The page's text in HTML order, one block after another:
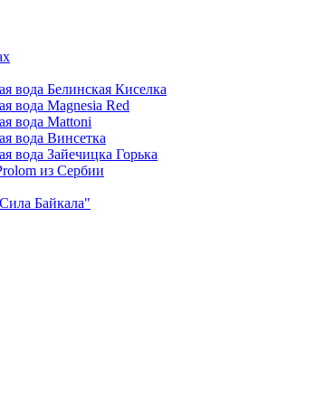
вода Белинская Киселка
вода Magnesia Red
вода Mattoni
вода Винсетка
вода Зайечицка Горька
из Сербии
Байкала"